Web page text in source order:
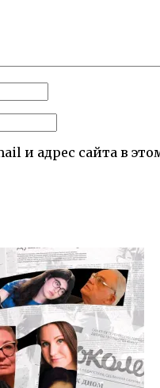
и адрес сайта в